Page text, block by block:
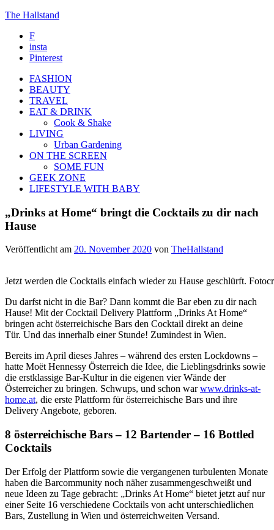
The Hallstand
F
insta
Pinterest
FASHION
BEAUTY
TRAVEL
EAT & DRINK
Cook & Shake
LIVING
Urban Gardening
ON THE SCREEN
SOME FUN
GEEK ZONE
LIFESTYLE WITH BABY
„Drinks at Home“ bringt die Cocktails zu dir nach
Hause
Veröffentlicht am 20. November 2020 von TheHallstand
Jetzt werden die Cocktails einfach wieder zu Hause geschlürft.
Du darfst nicht in die Bar? Dann kommt die Bar eben zu dir nach
Hause! Mit der Cocktail Delivery Plattform „Drinks At Home“
bringen acht österreichische Bars den Cocktail direkt an deine
Tür. Und das innerhalb einer Stunde! Zumindest in Wien.
Bereits im April dieses Jahres – während des ersten Lockdowns –
hatte Moët Hennessy Österreich die Idee, die Lieblingsdrinks sowie
die erstklassige Bar-Kultur in die eigenen vier Wände der
Österreicher zu bringen. Schwups, und schon warwww.drinks-at-
home.at, die erste Plattform für österreichische Bars und ihre
Delivery Angebote, geboren.
8 österreichische Bars – 12 Bartender – 16 Bottled
Cocktails
Der Erfolg der Plattform sowie die vergangenen turbulenten Monate
haben die Barcommunity noch näher zusammengeschweißt und
neue Ideen zu Tage gebracht: „Drinks At Home“ bietet jetzt auf nur
einer Seite 16 verschiedene Cocktails von acht unterschiedlichen
Bars, Zustellung in Wien und österreichweiten Versand.